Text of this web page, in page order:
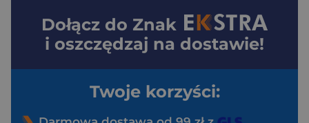
Dołącz do Znak
i oszczędzaj na dostawie!
Twoje korzyści: